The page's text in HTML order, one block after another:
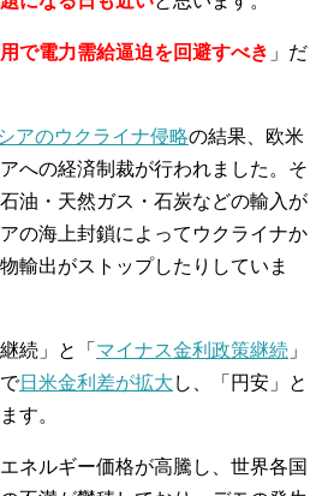
で電力需給逼迫を回避すべき 」だ
アのウクライナ侵略の結果、欧米
への経済制裁が行われました。そ
油・天然ガス・石炭などの輸入が
の海上封鎖によってウクライナか
輸出がストップしたりしていま
続」と「 マイナス金利政策継続 」
で日米金利差が拡大 し、「円安」と
す。
ネルギー価格が高騰し、世界各国